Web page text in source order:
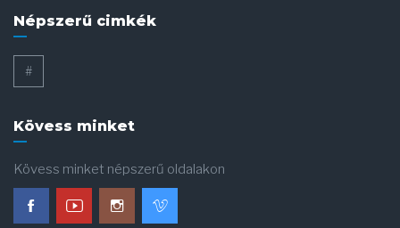
Népszerű cimkék
#
Kövess minket
Kövess minket népszerű oldalakon